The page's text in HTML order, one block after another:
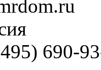
690-